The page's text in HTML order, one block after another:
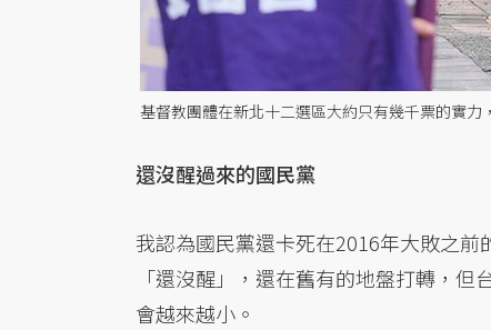
基督教團體在新北十二選區大約只有幾千票的實
還沒醒過來的國民黨
我認為國民黨還卡死在2016年大敗之
「還沒醒」，還在舊有的地盤打轉，
會越來越小。